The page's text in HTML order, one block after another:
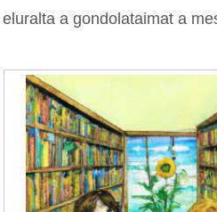
a gondolataimat a